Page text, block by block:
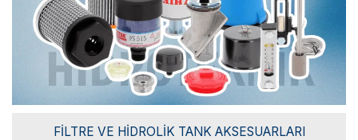
FILTRE VE HIDROLIK TANK AKSESUARLARI